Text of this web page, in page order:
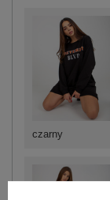
czarny